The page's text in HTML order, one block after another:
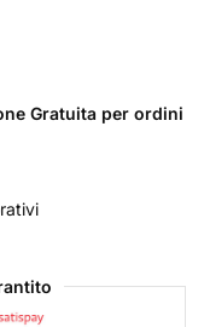
Gratuita per ordini